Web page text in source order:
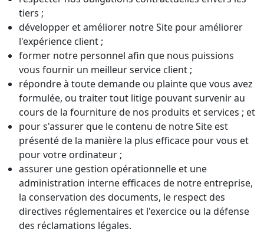
tiers ;
développer et améliorer notre Site pour améliorer
l'expérience client ;
former notre personnel afin que nous puissions
vous fournir un meilleur service client ;
répondre à toute demande ou plainte que vous avez
formulée, ou traiter tout litige pouvant survenir au
cours de la fourniture de nos produits et services ; et
pour s'assurer que le contenu de notre Site est
présenté de la manière la plus efficace pour vous et
pour votre ordinateur ;
assurer une gestion opérationnelle et une
administration interne efficaces de notre entreprise,
la conservation des documents, le respect des
directives réglementaires et l'exercice ou la défense
des réclamations légales.